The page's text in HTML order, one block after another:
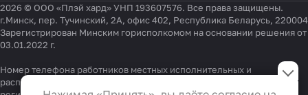
2026 © ООО «Плэй хард» УНП 193607576. Все права защищены.
г.Минск, пер. Тучинский, 2А, офис 402, Республика Беларусь, 220004
Зарегистрирован Минским горисполкомом на основании решения от
03.01.2022 г.
Номер телефона работников местных исполнительных и
распорядительных органов по месту государственной
Функциональные